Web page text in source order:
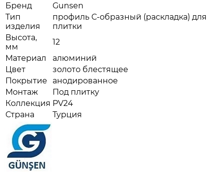
Бренд
Gunsen
Тип
изделия
профиль С-образный (раскладка) для
плитки
Высота,
мм
12
Материал
алюминий
Цвет
золото блестящее
Покрытие
анодированное
Монтаж
Под плитку
Коллекция PV24
Страна
Турция